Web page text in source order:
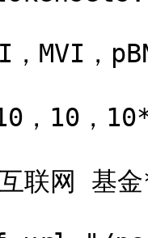
，MVI，
，10，
联网 基